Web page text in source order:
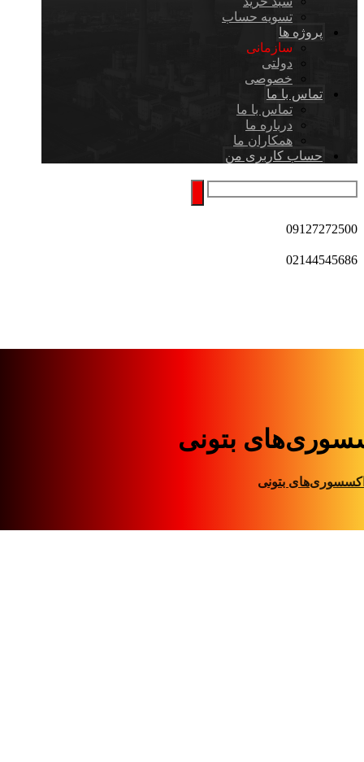
تسویه حساب
پروژه ها
سازمانی
دولتی
خصوصی
تماس با ما
تماس با ما
درباره ما
همکاران ما
حساب کاربری من
09127272500
02144545686
بتونی
بتونی